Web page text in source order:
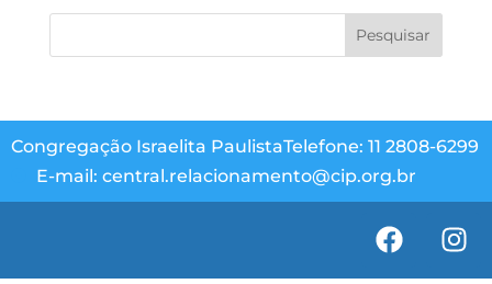
Congregação Israelita PaulistaTelefone: 11 2808-6299
E-mail: central.relacionamento@cip.org.br